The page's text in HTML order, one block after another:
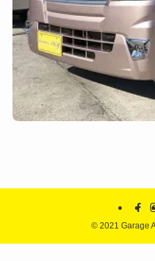
©2021 Garage